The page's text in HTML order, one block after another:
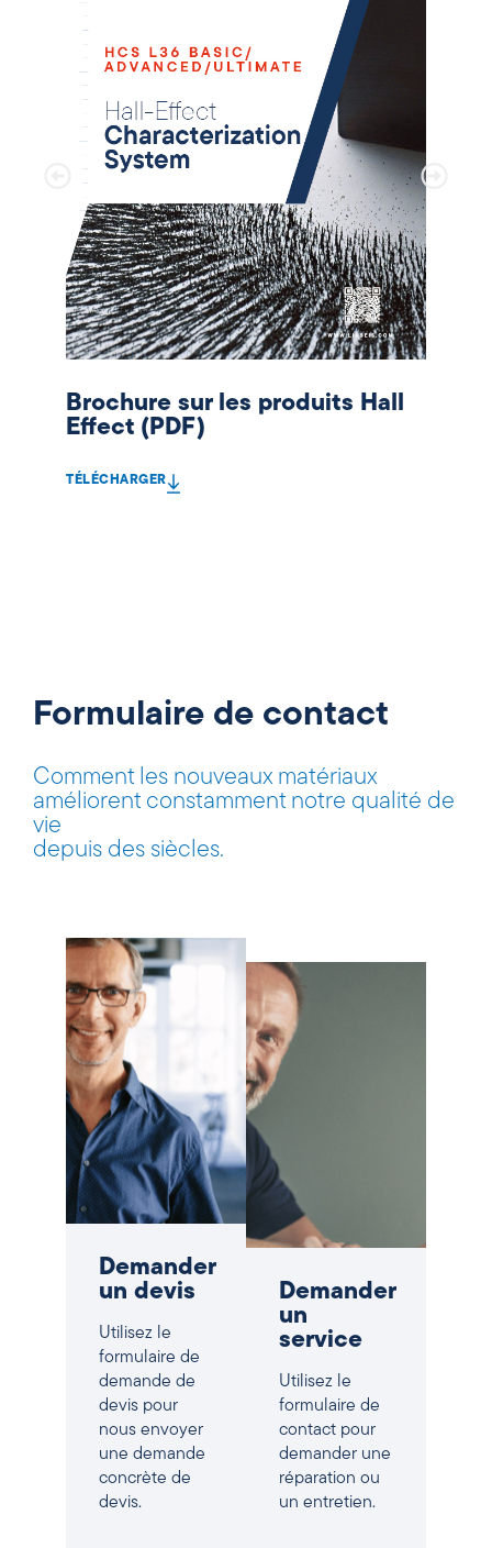
Brochure sur les produits Hall
Effect (PDF)
TÉLÉCHARGER
Formulaire de contact
Comment les nouveaux matériaux
améliorent constamment notre qualité de
vie
depuis des siècles.
Demander
un devis
Utilisez le
formulaire de
demande de
devis pour
nous envoyer
une demande
concrète de
devis.
Demander
un
service
Utilisez le
formulaire de
contact pour
demander une
réparation ou
un entretien.